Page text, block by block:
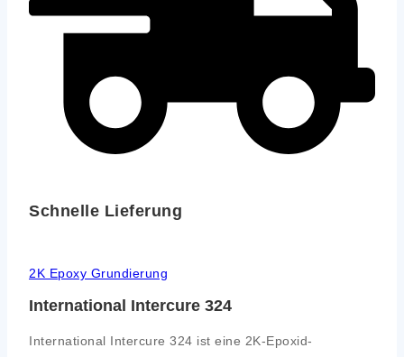
Schnelle Lieferung
2K Epoxy Grundierung
International Intercure 324
International Intercure 324 ist eine 2K-Epoxid-